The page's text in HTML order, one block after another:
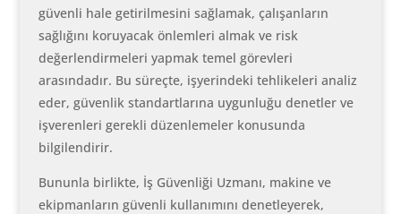
güvenli hale getirilmesini sağlamak, çalışanların
sağlığını koruyacak önlemleri almak ve risk
değerlendirmeleri yapmak temel görevleri
arasındadır. Bu süreçte, işyerindeki tehlikeleri analiz
eder, güvenlik standartlarına uygunluğu denetler ve
işverenleri gerekli düzenlemeler konusunda
bilgilendirir.
Bununla birlikte, İş Güvenliği Uzmanı, makine ve
ekipmanların güvenli kullanımını denetleyerek,